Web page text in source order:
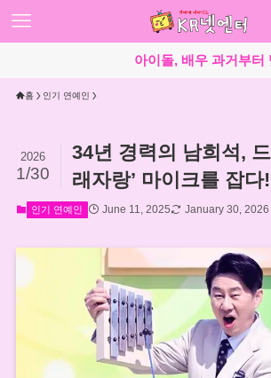
아이돌, 배우 과거부터 넷플 최
홈 인기 연예인
34년 경력의 남희석,
래자랑’ 마이크를 잡다!
2026
1/30
인기 연예인 June 11, 2025 January 30, 2026